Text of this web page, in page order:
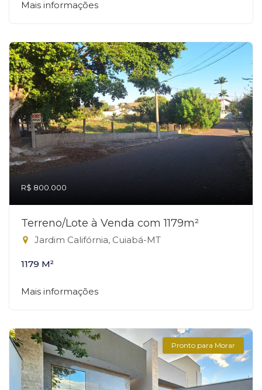
Mais informações
R$ 800.000
Terreno/Lote à Venda com 1179m²
Jardim Califórnia, Cuiabá-MT
1179 M²
Mais informações
Pronto para Morar